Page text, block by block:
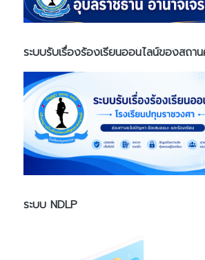
ระบบรับเรื่องร้องเรียนออนไลน์ของสถา
ระบบ NDLP